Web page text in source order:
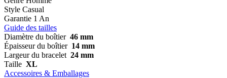
Style Casual
Garantie 1 An
Guide des tailles
Diamètre du boîtier 46 mm
Épaisseur du boîtier 14 mm
Largeur du bracelet 24 mm
Taille XL
Accessoires & Emballages